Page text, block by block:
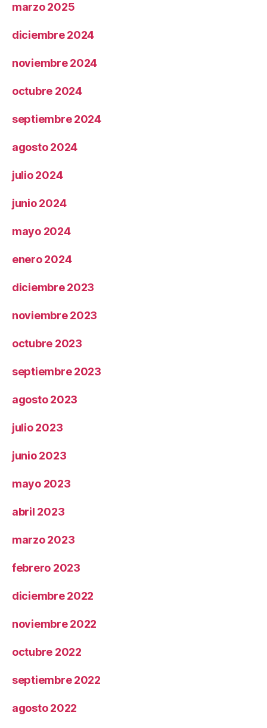
marzo 2025
diciembre 2024
noviembre 2024
octubre 2024
septiembre 2024
agosto 2024
julio 2024
junio 2024
mayo 2024
enero 2024
diciembre 2023
noviembre 2023
octubre 2023
septiembre 2023
agosto 2023
julio 2023
junio 2023
mayo 2023
abril 2023
marzo 2023
febrero 2023
diciembre 2022
noviembre 2022
octubre 2022
septiembre 2022
agosto 2022